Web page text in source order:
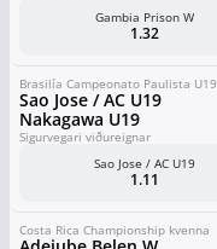
Gambia Prison W
1.32
Brasilía Campeonato Paulista U19
Sao Jose / AC U19
Nakagawa U19
Sigurvegari viðureignar
Sao Jose / AC U19
1.11
Costa Rica Championship kvenna